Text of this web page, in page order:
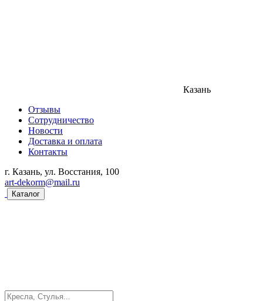
Казань
Отзывы
Сотрудничество
Новости
Доставка и оплата
Контакты
г. Казань, ул. Восстания, 100
art-dekorm@mail.ru
Каталог